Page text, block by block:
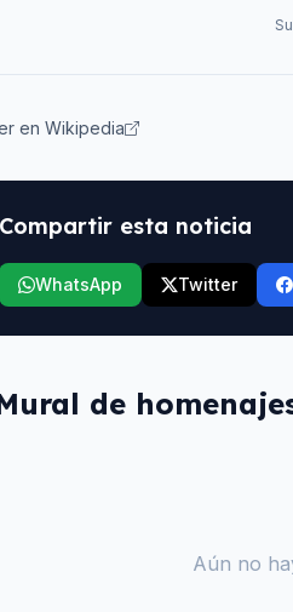
en Wikipedia
Compartir esta noticia
WhatsApp Twitter
de
Aún no